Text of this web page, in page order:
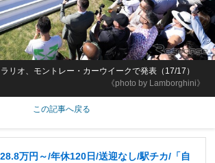
《photo by Lamborghini》
リオ、モントレー・カーウイークで発表（17/17）
この記事へ戻る
万円～/年休120日/送迎なし/駅チカ/「自